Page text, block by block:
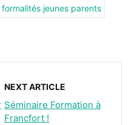
formalités jeunes parents
NEXT ARTICLE
Séminaire Formation à
Francfort !